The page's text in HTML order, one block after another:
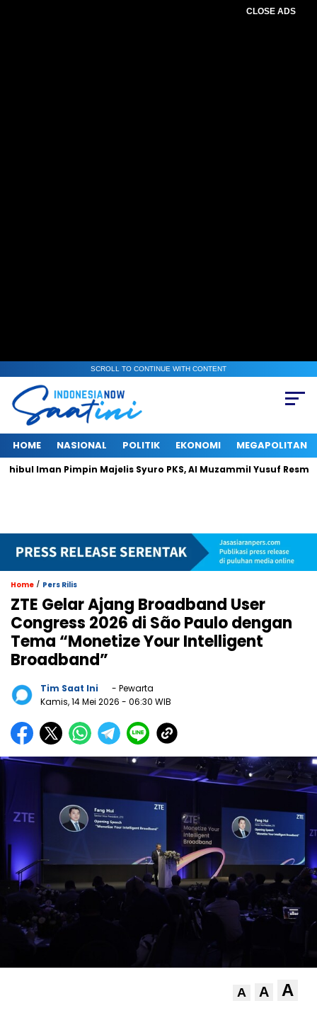
CLOSE ADS
SCROLL TO CONTINUE WITH CONTENT
HOME NASIONAL POLITIK EKONOMI MEGAPOLITAN
Pimpin Majelis Syuro PKS, Al Muzammil Yusuf Resmi
Home / Pers Rilis
ZTE Gelar Ajang Broadband User
Congress 2026 di São Paulo dengan
Tema “Monetize Your Intelligent
Broadband”
Tim Saat Ini
- Pewarta
Kamis, 14 Mei 2026 - 06:30 WIB
A A A